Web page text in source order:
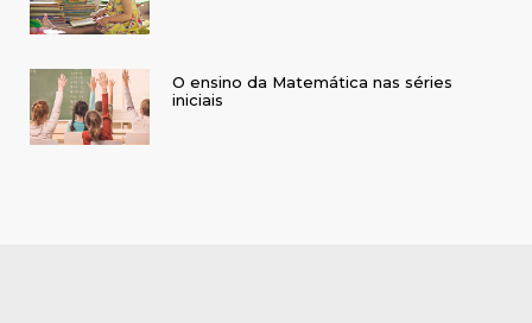
O ensino da Matemática nas séries
iniciais